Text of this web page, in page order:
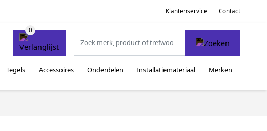
Klantenservice Contact
Tegels Accessoires Onderdelen Installatiemateriaal Merken